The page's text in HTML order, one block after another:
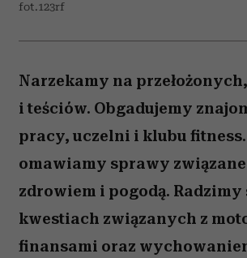
fot.123rf
Narzekamy na
i teściów. Obgadujemy
pracy, uczelni i klubu fitness.
omawiamy sprawy
zdrowiem i pogodą. Radzimy
kwestiach związanych z
finansami oraz